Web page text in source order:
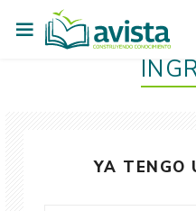
YA TENGO